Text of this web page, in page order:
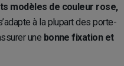
modèles de couleur rose,
à la plupart des porte-
une bonne fixation et